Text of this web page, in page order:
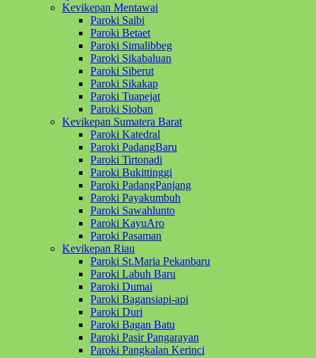
Kevikepan Mentawai
Paroki Saibi
Paroki Betaet
Paroki Simalibbeg
Paroki Sikabaluan
Paroki Siberut
Paroki Sikakap
Paroki Tuapejat
Paroki Sioban
Kevikepan Sumatera Barat
Paroki Katedral
Paroki PadangBaru
Paroki Tirtonadi
Paroki Bukittinggi
Paroki PadangPanjang
Paroki Payakumbuh
Paroki Sawahlunto
Paroki KayuAro
Paroki Pasaman
Kevikepan Riau
Paroki St.Maria Pekanbaru
Paroki Labuh Baru
Paroki Dumai
Paroki Bagansiapi-api
Paroki Duri
Paroki Bagan Batu
Paroki Pasir Pangarayan
Paroki Pangkalan Kerinci